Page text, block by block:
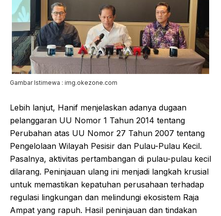
Gambar Istimewa : img.okezone.com
Lebih lanjut, Hanif menjelaskan adanya dugaan
pelanggaran UU Nomor 1 Tahun 2014 tentang
Perubahan atas UU Nomor 27 Tahun 2007 tentang
Pengelolaan Wilayah Pesisir dan Pulau-Pulau Kecil.
Pasalnya, aktivitas pertambangan di pulau-pulau kecil
dilarang. Peninjauan ulang ini menjadi langkah krusial
untuk memastikan kepatuhan perusahaan terhadap
regulasi lingkungan dan melindungi ekosistem Raja
Ampat yang rapuh. Hasil peninjauan dan tindakan